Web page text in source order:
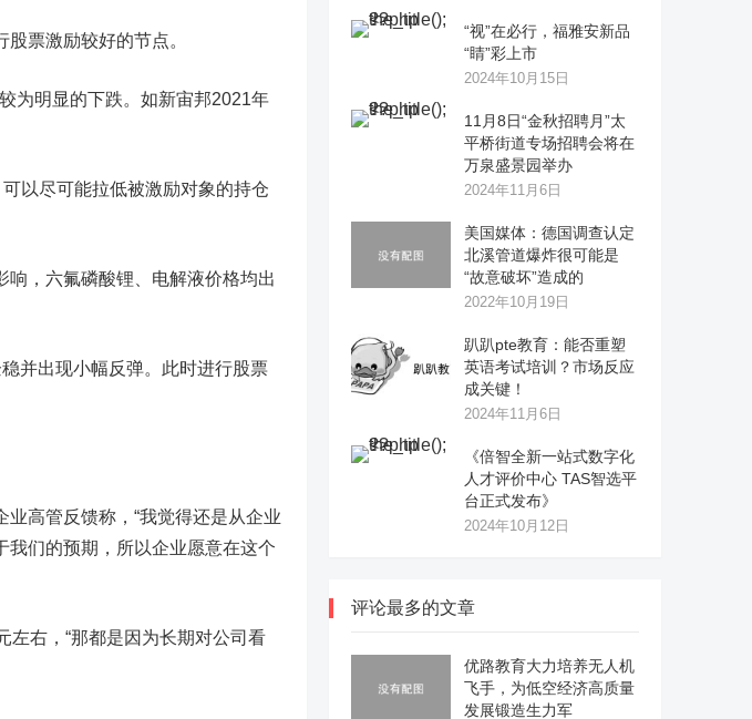
票激励较好的节点。
明显的下跌。如新宙邦2021年
以尽可能拉低被激励对象的持仓
，六氟磷酸锂、电解液价格均出
并出现小幅反弹。此时进行股票
高管反馈称，“我觉得还是从企业
我们的预期，所以企业愿意在这个
右，“那都是因为长期对公司看
“视”在必行，福雅安新品
“睛”彩上市
2024年10月15日
11月8日“金秋招聘月”太
平桥街道专场招聘会将在
万泉盛景园举办
2024年11月6日
美国媒体：德国调查认定
北溪管道爆炸很可能是
“故意破坏”造成的
2022年10月19日
趴趴pte教育：能否重塑
英语考试培训？市场反应
成关键！
2024年11月6日
《倍智全新一站式数字化
人才评价中心 TAS智选平
台正式发布》
2024年10月12日
评论最多的文章
优路教育大力培养无人机
飞手，为低空经济高质量
发展锻造生力军